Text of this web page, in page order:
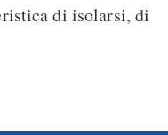
di isolarsi, di